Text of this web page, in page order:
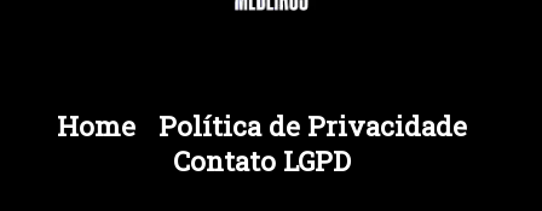
Home
Política de Privacidade
Contato LGPD